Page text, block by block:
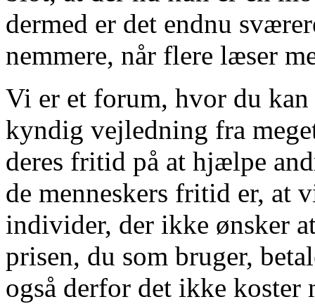
dermed er det endnu
nemmere, når flere læser
Vi er et forum, hvor du
kyndig vejledning fra
deres fritid på at hjælpe
de menneskers fritid er, at
individer, der ikke ønsker
prisen, du som bruger,
også derfor det ikke